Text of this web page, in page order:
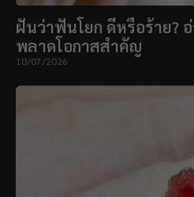
ฝันว่าฟันโยก ดีหรือร้าย?
พลาดโอกาสสำคัญ
10/07/2026